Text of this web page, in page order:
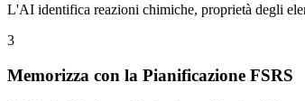
L'AI identifica reazioni chimiche, proprietà degli
3
Memorizza con la Pianificazione FSRS